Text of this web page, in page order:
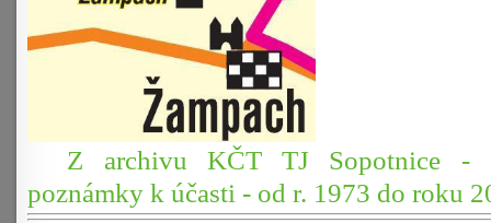
Z archivu KČT TJ Sopotnice -
poznámky k účasti - od r. 1973 do roku